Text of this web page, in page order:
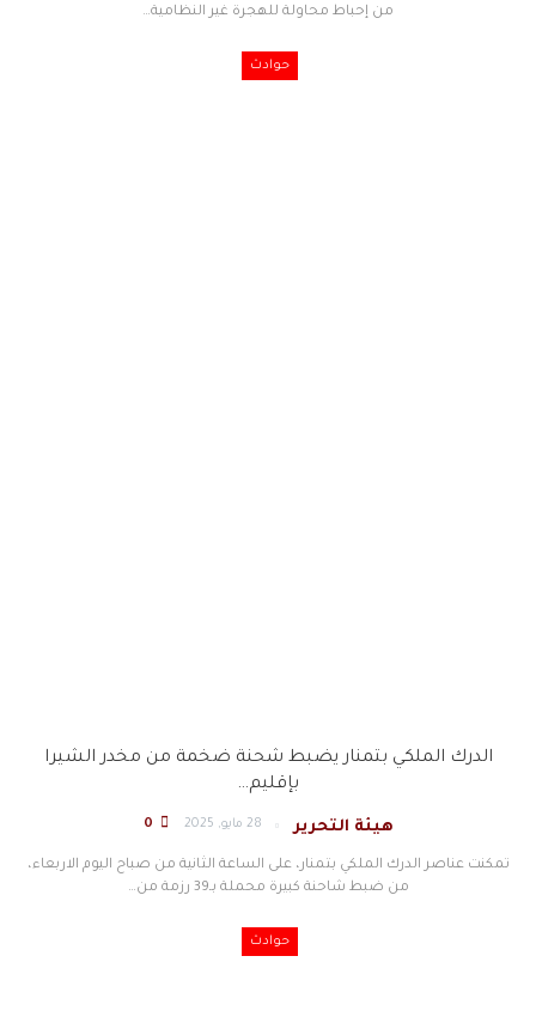
من إحباط محاولة للهجرة غير النظامية…
حوادث
الدرك الملكي بتمنار يضبط شحنة ضخمة من مخدر الشيرا
بإقليم…
هيئة التحرير 28 مايو, 2025
تمكنت عناصر الدرك الملكي بتمنار، على الساعة الثانية من صباح اليوم الاربعاء،
من ضبط شاحنة كبيرة محملة بـ39 رزمة من…
حوادث